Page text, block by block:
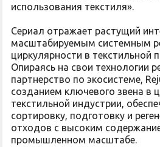
использования текстиля».
Сериал отражает растущий
масштабируемым системным
циркулярности в текстильной
Опираясь на свои технологии
партнерство по экосистеме,
созданием ключевого звена в
текстильной индустрии,
сортировку, подготовку и
отходов с высоким
промышленном масштабе.